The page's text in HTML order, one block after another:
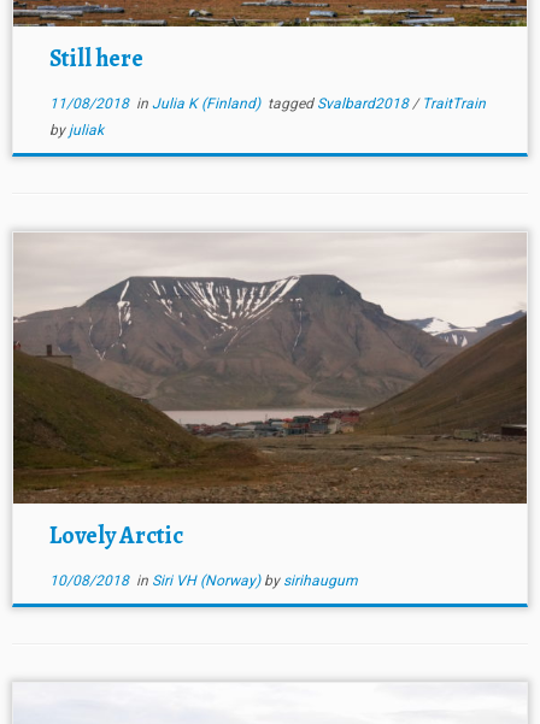
Still here
11/08/2018in Julia K (Finland) tagged Svalbard2018/ TraitTrain
by juliak
Lovely Arctic
10/08/2018in Siri VH (Norway) by sirihaugum